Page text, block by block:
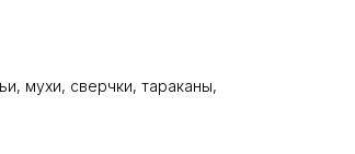
мухи, сверчки, тараканы,